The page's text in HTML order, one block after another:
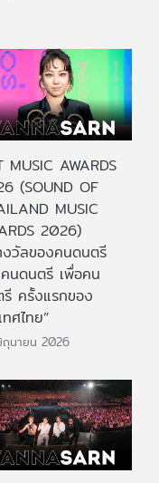
MUSIC AWARDS
(SOUND OF
MUSIC
2026)
งวัลของคนดนตรี
นดนตรี เพื่อคน
ครั้งแรกของ
ทศไทย”
นายน 2026